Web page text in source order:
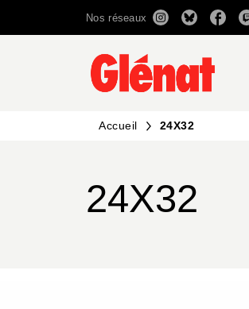
RECHERCHE
Nos réseaux
Accueil 24X32
24X32